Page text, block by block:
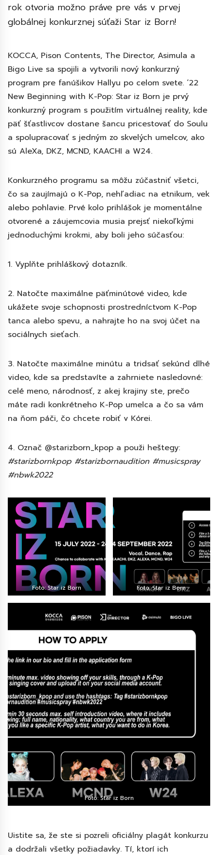
rok otvoria možno práve pre vás v prvej
globálnej konkurznej súťaži Star iz Born!
KOCCA, Pison Contents, The Director, Asimula a
Bigo Live sa spojili a vytvorili nový konkurzný
program pre fanúšikov Hallyu po celom svete. ’22
New Beginning with K-Pop: Star iz Born je prvý
konkurzný program s použitím virtuálnej reality, kde
päť šťastlivcov dostane šancu pricestovať do Soulu
a spolupracovať s jedným zo skvelých umelcov, ako
sú AleXa, DKZ, MCND, KAACHI a W24.
Konkurzného programu sa môžu zúčastniť všetci,
čo sa zaujímajú o K-Pop, nehľadiac na etnikum, vek
alebo pohlavie. Prvé kolo prihlášok je momentálne
otvorené a záujemcovia musia prejsť niekoľkými
jednoduchými krokmi, aby boli jeho súčasťou:
1. Vyplňte prihláškový dotazník.
2. Natočte maximálne päťminútové video, kde
ukážete svoje schopnosti prostredníctvom K-Pop
tanca alebo spevu, a nahrajte ho na svoj účet na
sociálnych sieťach.
3. Natočte maximálne minútu a tridsať sekúnd dlhé
video, kde sa predstavíte a zahrniete nasledovné:
celé meno, národnosť, z akej krajiny ste, prečo
máte radi konkrétneho K-Pop umelca a čo sa vám
na ňom páči, čo chcete robiť v Kórei.
4. Označ @starizborn_kpop a použi heštegy:
#starizbornkpop #starizbornaudition #musicspray
#nbwk2022
Foto: Star iz Born Foto: Star iz Born
Foto: Star iz Born
Uistite sa, že ste si pozreli oficiálny plagát konkurzu
a dodržali všetky požiadavky. Tí, ktorí ich